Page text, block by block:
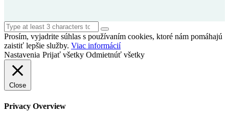
Prosím, vyjadrite súhlas s používaním cookies, ktoré nám pomáhajú
zaistiť lepšie služby. Viac informácií
Nastavenia Prijať všetky Odmietnúť všetky
Close
Privacy Overview